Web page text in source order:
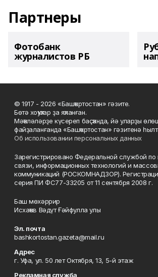
Партнеры
Фотобанк
журналистов РБ
© 1917 - 2026 «Башҡортостан» гәзите.
Бөтә хоҡуҡтар ҙа яҡланған.
Мәҡәләләрҙе күсереп баҫҡанда, йә уларҙы
файҙаланғанда «Башҡортостан» гәзитенә
Об использовании персональных данных
Зарегистрировано Федеральной службой по
связи, информационных технологий и
коммуникаций (РОСКОМНАДЗОР).
серия ПИ ФС77-33205 от 11 сентября 2008 г.
Баш мөхәррир
Исхаҡов Вәдүт Ғәйфулла улы
Эл. почта
bashkortostan.gazeta@mail.ru
Адрес
г. Уфа, ул. 50 лет Октября, 13, 5-й этаж
Рекламная служба